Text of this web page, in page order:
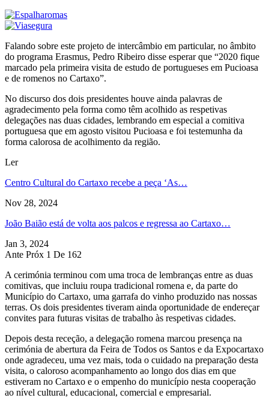
Falando sobre este projeto de intercâmbio em particular, no âmbito
do programa Erasmus, Pedro Ribeiro disse esperar que “2020 fique
marcado pela primeira visita de estudo de portugueses em Pucioasa
e de romenos no Cartaxo”.
No discurso dos dois presidentes houve ainda palavras de
agradecimento pela forma como têm acolhido as respetivas
delegações nas duas cidades, lembrando em especial a comitiva
portuguesa que em agosto visitou Pucioasa e foi testemunha da
forma calorosa de acolhimento da região.
Ler
Centro Cultural do Cartaxo recebe a peça ‘As…
Nov 28, 2024
João Baião está de volta aos palcos e regressa ao Cartaxo…
Jan 3, 2024
Ante Próx 1 De 162
A cerimónia terminou com uma troca de lembranças entre as duas
comitivas, que incluiu roupa tradicional romena e, da parte do
Município do Cartaxo, uma garrafa do vinho produzido nas nossas
terras. Os dois presidentes tiveram ainda oportunidade de endereçar
convites para futuras visitas de trabalho às respetivas cidades.
Depois desta receção, a delegação romena marcou presença na
cerimónia de abertura da Feira de Todos os Santos e da Expocartaxo
onde agradeceu, uma vez mais, toda o cuidado na preparação desta
visita, o caloroso acompanhamento ao longo dos dias em que
estiveram no Cartaxo e o empenho do município nesta cooperação
ao nível cultural, educacional, comercial e empresarial.